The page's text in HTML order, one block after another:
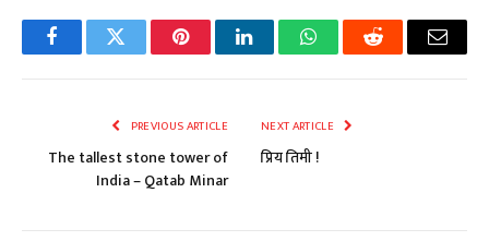
FacebookTwitter PinterestLinkedInWhatsAppReddit Email
PREVIOUS ARTICLE
The tallest stone tower of
India – Qatab Minar
NEXT ARTICLE
प्रिय तिमी !